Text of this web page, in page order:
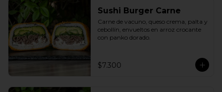
Sushi Burger Carne
Carne de vacuno, queso crema, palta y
cebollín, envueltos en arroz crocante
con panko dorado.
$7.300